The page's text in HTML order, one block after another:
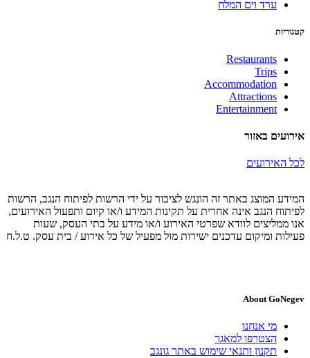
ערד וים המלח
קטגוריות
Restaurants
Trips
Accommodation
Attractions
Entertainment
אירועים באזור
לכל האירועים
המידע המוצג באתר זה הונגש לציבור על ידי הרשות לפיתוח הנגב, הרשות
לפיתוח הנגב אינה אחרית על תקינות המידע ו/או קיום ותפעול האירועים,
אנו ממליצים לוודא שפרטי האירוע ו/או מידע על בתי העסק, שעות
פעילות ומיקום עדכנים ישירות מול מפעיל של כל אירוע / בית עסק. ט.ל.ח
About GoNegev
מי אנחנו
הצטרפו למאגר
תקנון ותנאי שימוש באתר גונגב